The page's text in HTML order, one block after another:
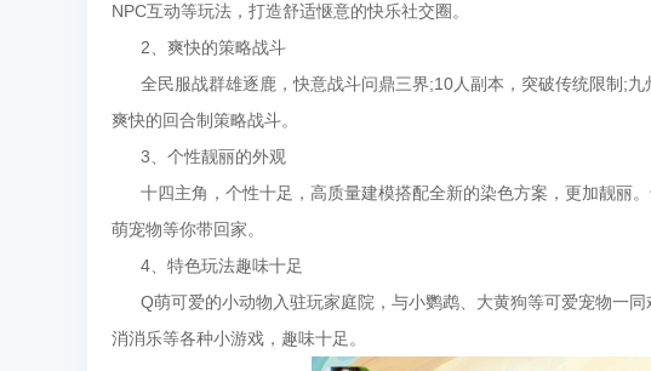
NPC互动等玩法，打造舒适惬意的快乐社交圈。
2、爽快的策略战斗
全民服战群雄逐鹿，快意战斗问鼎三界;10人副本，突破传统限制;九
爽快的回合制策略战斗。
3、个性靓丽的外观
十四主角，个性十足，高质量建模搭配全新的染色方案，更加靓丽
萌宠物等你带回家。
4、特色玩法趣味十足
Q萌可爱的小动物入驻玩家庭院，与小鹦鹉、大黄狗等可爱宠物一
消消乐等各种小游戏，趣味十足。